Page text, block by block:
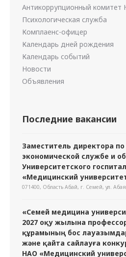
Антикоррупционный
Психологическая служба
Комплаенс-офицер
Календарь дней рождения
Календарь событий
Новости
Объявления
Последние вакансии
Заместитель директора
экономической службе и
Университетского
«Медицинский
071400, Область Абай, г. Семей, ул.
«Семей медицина
2027 оқу жылына
құрамының бос
және қайта сайлауға
НАО «Медицинский